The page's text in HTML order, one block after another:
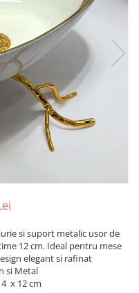
si suport metalic usor de
12 cm. Ideal pentru mese
elegant si rafinat
si Metal
x 12 cm